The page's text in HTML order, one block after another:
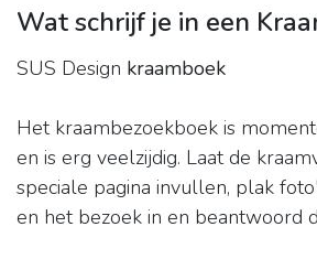
Wat schrijf je in een
SUS Design kraamboek
Het kraambezoekboek is
en is erg veelzijdig. Laat de
speciale pagina invullen, plak
en het bezoek in en beantwoord